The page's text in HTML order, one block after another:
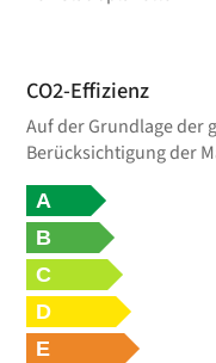
CO2-Effizienz
Auf der Grundlage der
Berücksichtigung der
A
B
C
D
E